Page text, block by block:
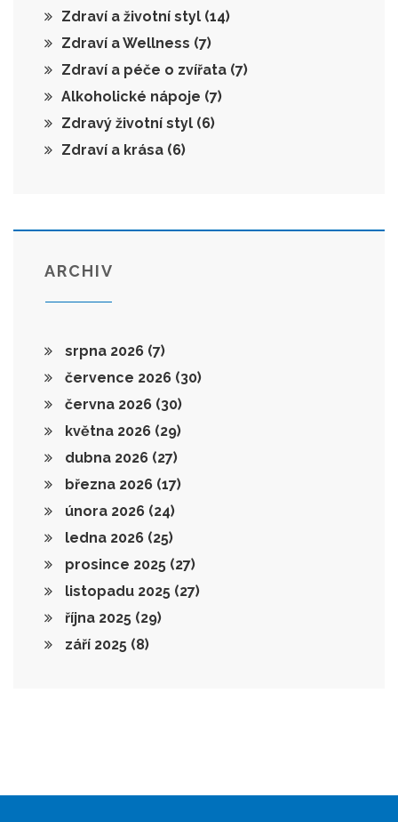
Zdraví a životní styl (14)
Zdraví a Wellness (7)
Zdraví a péče o zvířata (7)
Alkoholické nápoje (7)
Zdravý životní styl (6)
Zdraví a krása (6)
ARCHIV
srpna 2026 (7)
července 2026 (30)
června 2026 (30)
května 2026 (29)
dubna 2026 (27)
března 2026 (17)
února 2026 (24)
ledna 2026 (25)
prosince 2025 (27)
listopadu 2025 (27)
října 2025 (29)
září 2025 (8)